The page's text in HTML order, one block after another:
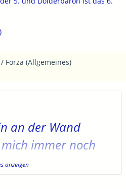
Forza (Allgemeines)
an der Wand
immer noch
anzeigen